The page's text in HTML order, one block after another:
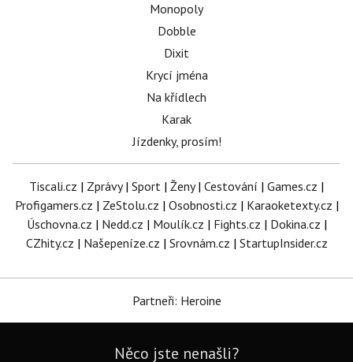
Monopoly
Dobble
Dixit
Krycí jména
Na křídlech
Karak
Jízdenky, prosím!
Tiscali.cz | Zprávy| Sport | Ženy| Cestování | Games.cz |
Profigamers.cz | ZeStolu.cz | Osobnosti.cz | Karaoketexty.cz |
Úschovna.cz | Nedd.cz | Moulík.cz | Fights.cz | Dokina.cz |
CZhity.cz | Našepeníze.cz | Srovnám.cz | StartupInsider.cz
Partneři: Heroine
Něco jste nenašli?